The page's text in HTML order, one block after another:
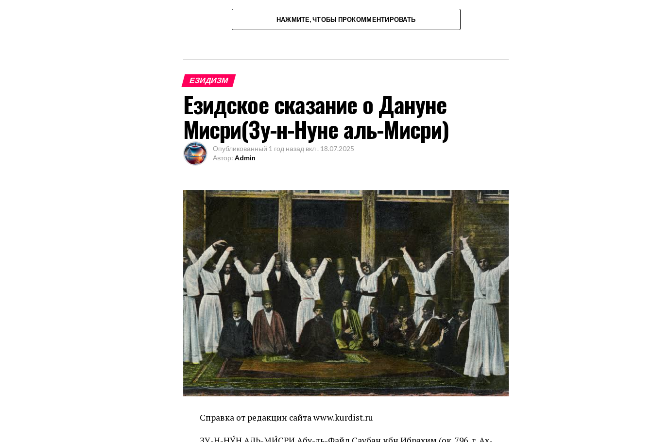
НАЖМИТЕ, ЧТОБЫ ПРОКОММЕНТИРОВАТЬ
ЕЗИДИЗМ
Езидское сказание о Дануне
Мисри(Зу-н-Нуне аль-Мисри)
Опубликованный 1 год назад вкл . 18.07.2025
Автор: Admin
Справка от редакции сайта www.kurdist.ru